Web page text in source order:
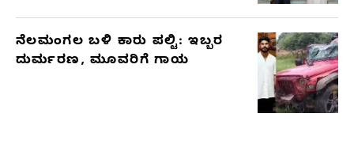
ನೆಲಮಂಗಲ ಬಳಿ ಕಾರು ಪಲ್ಟಿ: ಇಬ್ಬರ
ದುರ್ಮರಣ, ಮೂವರಿಗೆ ಗಾಯ